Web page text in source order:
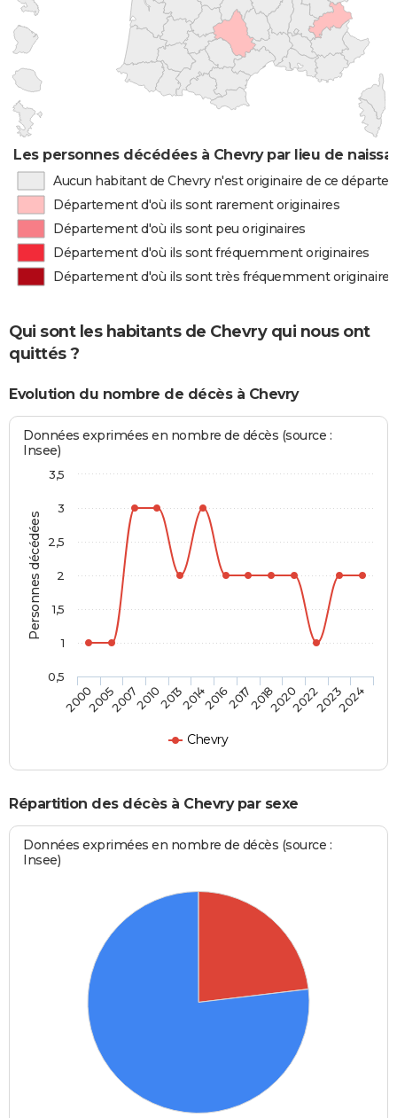
Les personnes décédées à Chevry par lieu de
Aucun habitant de Chevry n'est originaire de ce
Département d'où ils sont rarement originaires
Département d'où ils sont peu originaires
Département d'où ils sont fréquemment originaires
Département d'où ils sont très fréquemment originaires
Qui sont les habitants de Chevry qui nous ont
quittés ?
Evolution du nombre de décès à Chevry
Personnes décédées
Données exprimées en nombre de décès (source :
Insee)
Chevry
2000200520072010201320142016201720182020202220232024
0,5
1
1,5
2
2,5
3
3,5
Répartition des décès à Chevry par sexe
Données exprimées en nombre de décès (source :
Insee)